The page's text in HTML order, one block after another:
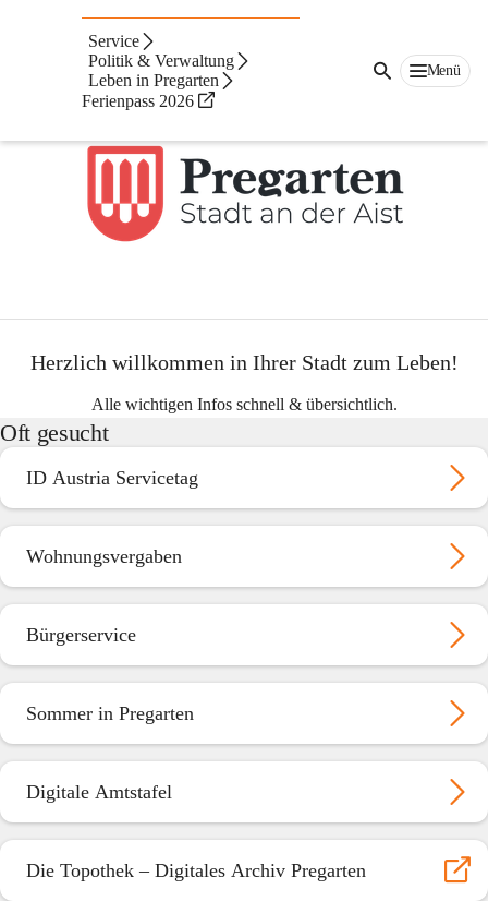
Service
Politik & Verwaltung
Leben in Pregarten
Ferienpass 2026
Menü
Inhalten
mehr...
Herzlich willkommen in Ihrer Stadt zum Leben!
Alle wichtigen Infos schnell & übersichtlich.
Oft gesucht
ID Austria Servicetag
Wohnungsvergaben
Bürgerservice
Sommer in Pregarten
Digitale Amtstafel
Die Topothek – Digitales Archiv Pregarten